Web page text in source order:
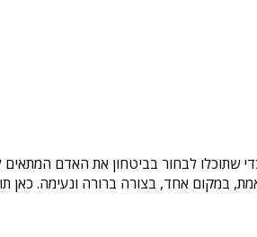
שתוכלו לבחור בביטחון את האדם
במקום אחד, בצורה ברורה ונעימה. כאן